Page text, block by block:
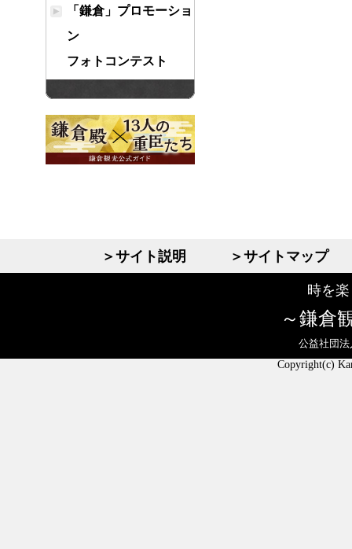
「鎌倉」プロモーショ
ン
フォトコンテスト
＞サイト説明 ＞サイトマップ
時を
鎌倉
公益社団
Copyright(c)